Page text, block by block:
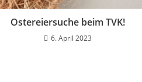
Ostereiersuche beim TVK!
6. April 2023